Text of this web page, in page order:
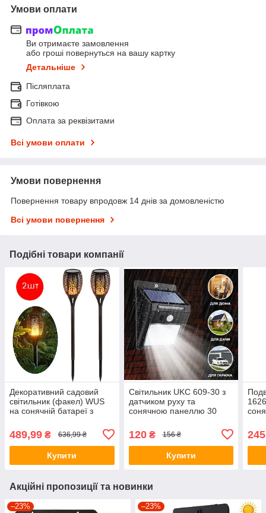
Умови оплати
Ви отримаєте замовлення
або гроші повернуться на вашу картку
Детальніше
Післяплата
Готівкою
Оплата за реквізитами
Всі умови оплати
Умови повернення
Повернення товару впродовж 14 днів за домовленістю
Всі умови повернення
Подібні товари компанії
Декоративний садовий
світильник (факел) WUS
на сонячній батареї з
шт.)
489,99 ₴ 636,99 ₴
Купити
Світильник UKC 609-30 з
датчиком руху та
сонячною панеллю 30
(5115)
120₴ 156 ₴
Купити
245
Акційні пропозиції та новинки
–23% –23%